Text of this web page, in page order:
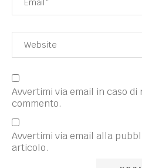
Avvertimi via email in caso di
commento.
Avvertimi via email alla
articolo.